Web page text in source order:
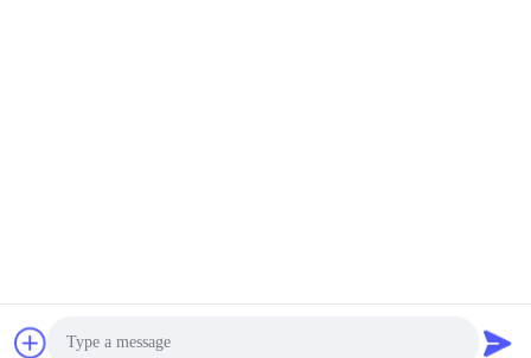
Fornitore. 2022-2026 Wuxi East Group Trading Co.,Ltd Tutti. Tutti